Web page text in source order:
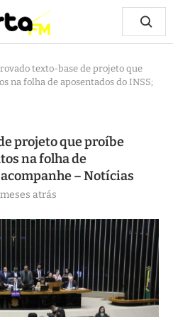
texto-base de projeto que
na folha de aposentados do INSS;
projeto que proíbe
na folha de
– Notícias
meses atrás